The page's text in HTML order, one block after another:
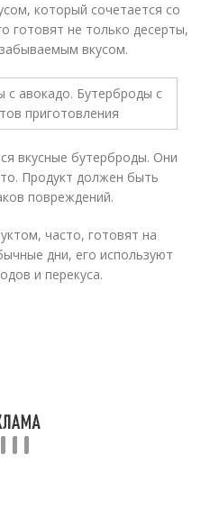
который сочетается со
готовят не только десерты,
вкусом.
вкусные бутерброды. Они
Продукт должен быть
повреждений.
часто, готовят на
дни, его используют
и перекуса.